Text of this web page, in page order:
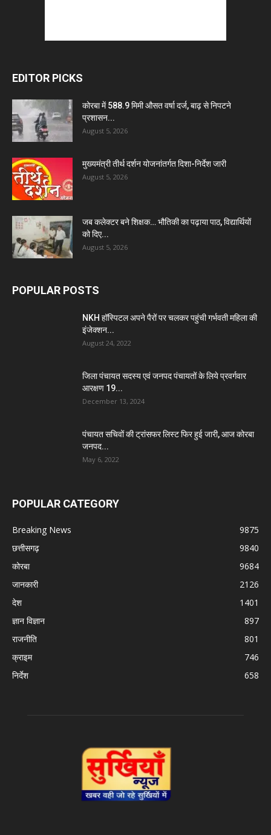
EDITOR PICKS
कोरबा में 588.9 मिमी औसत वर्षा दर्ज, बाढ़ से निपटने
प्रशासन...
August 5, 2026
मुख्यमंत्री तीर्थ दर्शन योजनांतर्गत दिशा-निर्देश जारी
August 5, 2026
जब कलेक्टर बने शिक्षक… भौतिकी का पढ़ाया पाठ, विद्यार्थियों
को दिए...
August 5, 2026
POPULAR POSTS
NKH हॉस्पिटल अपने पैरों पर चलकर पहुंची गर्भवती महिला की
इंजेक्शन...
August 24, 2022
जिला पंचायत सदस्य एवं जनपद पंचायतों के लिये प्रवर्गवार
आरक्षण 19...
December 13, 2024
पंचायत सचिवों की ट्रांसफर लिस्ट फिर हुई जारी, आज कोरबा
जनपद...
May 6, 2022
POPULAR CATEGORY
Breaking News
9875
छत्तीसगढ़
9840
कोरबा
9684
जानकारी
2126
देश
1401
ज्ञान विज्ञान
897
राजनीति
801
क्राइम
746
निर्देश
658